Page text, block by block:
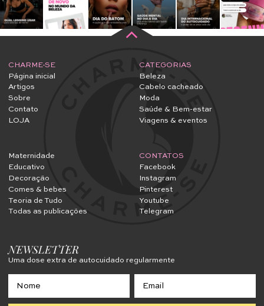
CHARME-SE
Página inicial
Artigos
Sobre
Contato
LOJA
CATEGORIAS
Beleza
Cabelo cacheado
Moda
Saúde & Bem-estar
Viagens & eventos
Maternidade
Educativo
Decoração
Comes & bebes
Teoria de Tudo
Todas as publicações
CONTATOS
Facebook
Instagram
Pinterest
Youtube
Telegram
NEWSLETTER
Uma dose extra de autocuidado regularmente